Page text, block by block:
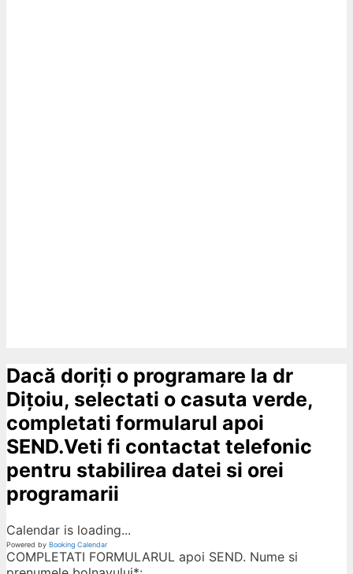
Dacă doriți o programare la dr
Dițoiu, selectati o casuta verde,
completati formularul apoi
SEND.Veti fi contactat telefonic
pentru stabilirea datei si orei
programarii
Calendar is loading...
Powered by Booking Calendar
COMPLETATI FORMULARUL apoi SEND. Nume si